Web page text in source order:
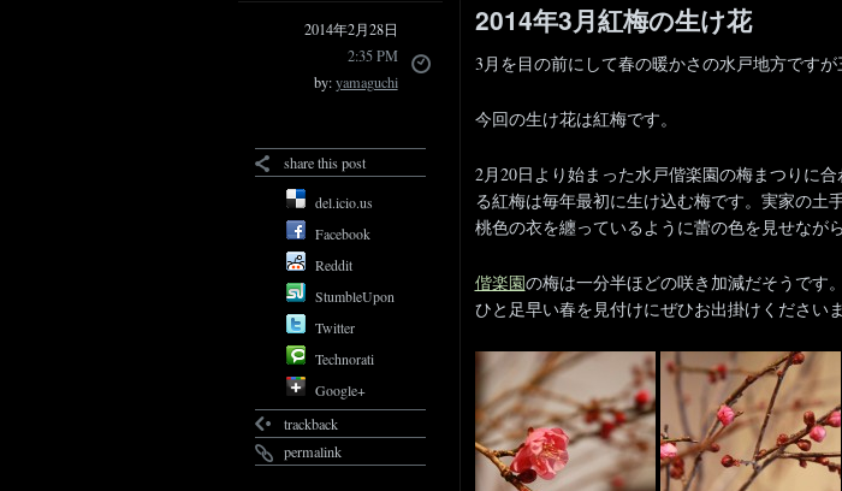
2014年2月28日
2:35 PM
by:yamaguchi
share this post
del.icio.us
Facebook
Reddit
StumbleUpon
Twitter
Technorati
Google+
trackback
permalink
2014年3月紅梅の生け花
3月を目の前にして春の暖かさの水戸地方です
今回の生け花は紅梅です。
2月20日より始まった水戸偕楽園の梅まつりに
る紅梅は毎年最初に生け込む梅です。実家の土
桃色の衣を纏っているように蕾の色を見せなが
偕楽園の梅は一分半ほどの咲き加減だそうです。
ひと足早い春を見付けにぜひお出掛けくださいま